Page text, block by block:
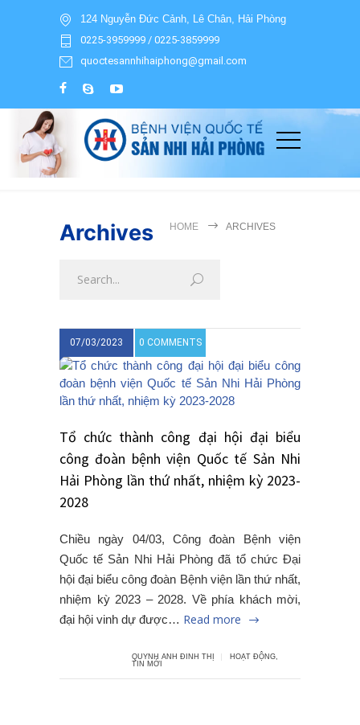
124 Nguyễn Đức Cảnh, Lê Chân, Hải Phòng
0225-3959999 / 0225-3859999
quoctesannhihaiphong@gmail.com
Archives HOME ARCHIVES
07/03/2023 0 COMMENTS
Tổ chức thành công đại hội đại biểu
công đoàn bệnh viện Quốc tế Sản Nhi
Hải Phòng lần thứ nhất, nhiệm kỳ 2023-
2028
Chiều ngày 04/03, Công đoàn Bệnh viện
Quốc tế Sản Nhi Hải Phòng đã tổ chức Đại
hội đại biểu công đoàn Bệnh viện lần thứ nhất,
nhiệm kỳ 2023 – 2028. Về phía khách mời,
đại hội vinh dự được… Read more
QUYNH ANH ĐINH THỊ HOẠT ĐỘNG,
TIN MỚI